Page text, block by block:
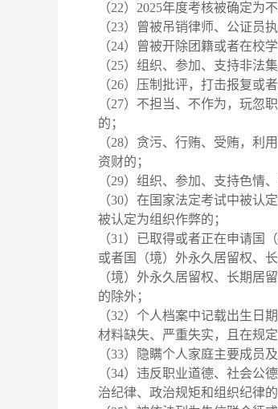
（22）2025年度考核被确定为
（23）曾被吊销律师、公证员
（24）曾被开除团籍或者在校
（25）组织、参加、支持非法
（26）压制批评，打击报复或
（27）不担当、不作为，玩忽
的；
（28）贪污、行贿、受贿，利
资财的；
（29）组织、参加、支持色情
（30）在国家法定考试中被认
被认定为组织作弊的；
（31）已取得或者正在申请国
或者国（境）外永久居留权、
（境）外永久居留权、长期居
的除外；
（32）个人档案中记载出生日
材料缺失、严重失实，且在规
（33）隐瞒个人家庭主要成员
（34）违反职业道德、社会公
治纪律、政治规矩和组织纪律的